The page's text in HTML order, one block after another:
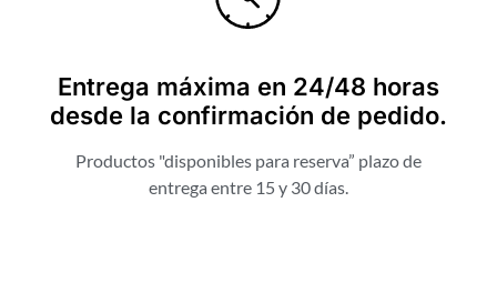
Entrega máxima en 24/48 horas
desde la confirmación de pedido.
Productos "disponibles para reserva” plazo de
entrega entre 15 y 30 días.